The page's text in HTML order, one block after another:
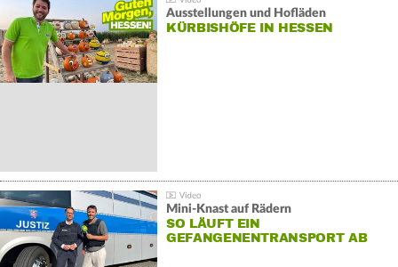
Ausstellungen und Hofläden
KÜRBISHÖFE IN HESSEN
Mini-Knast auf Rädern
SO LÄUFT EIN
GEFANGENENTRANSPORT AB